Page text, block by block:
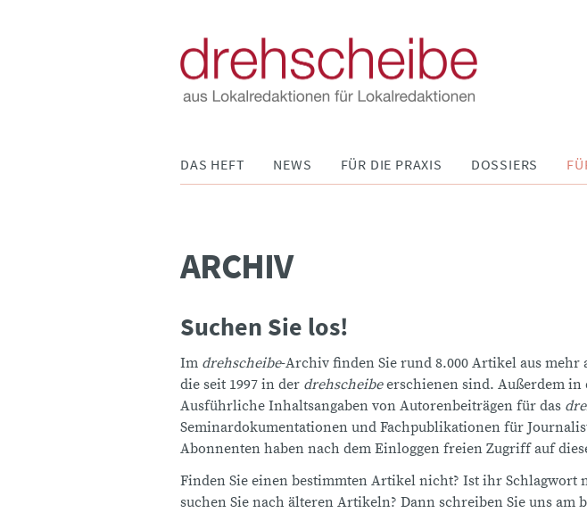
DAS HEFT NEWS FÜR DIE PRAXIS DOSSIERS
ARCHIV
Suchen Sie los!
Im drehscheibe-Archiv finden Sie rund 8.000 Artikel aus mehr
die seit 1997 in der drehscheibeerschienen sind. Außerdem in
Ausführliche Inhaltsangaben von Autorenbeiträgen für das
Seminardokumentationen und Fachpublikationen für
Abonnenten haben nach dem Einloggen freien Zugriff auf
Finden Sie einen bestimmten Artikel nicht? Ist ihr Schlagwort
suchen Sie nach älteren Artikeln? Dann schreiben Sie uns am